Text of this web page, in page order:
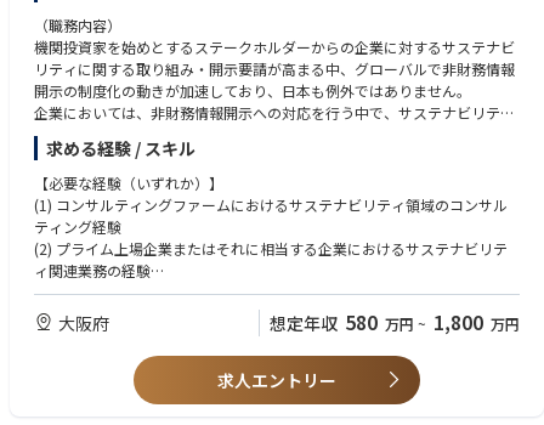
（職務内容）
機関投資家を始めとするステークホルダーからの企業に対するサステナビ
リティに関する取り組み・開示要請が高まる中、グローバルで非財務情報
開示の制度化の動きが加速しており、日本も例外ではありません。
企業においては、非財務情報開示への対応を行う中で、サステナビリティ
に関する情報収集等の業務プロセスやシステム対応などが必要となってき
ており、コンサルティングへの期待値も高まっています。
関西リスクアドバイザリーでは、ALL Deloitteのネットワークやノウハウを
活用し、様々な専門家と連携しながら、関西エリアのグローバル企業を中
心にサステナビリティ領域のアドバイザリーサービスを提供しています。
サステナビリティ情報開示に関する法規制への対応はもとより、サステナ
システム構築など、企業のコーポレート機能としての取り組みを支援する
ことにより、企業のサステナビリティ経営の高度化に貢献していきます。
【プロジェクト例】
◆サステナビリティ情報開示対応アドバイザリー
求める経験 / スキル
【必要な経験（いずれか）】
(1) コンサルティングファームにおけるサステナビリティ領域のコンサル
ティング経験
(2) プライム上場企業またはそれに相当する企業におけるサステナビリテ
ィ関連業務の経験
【望まれる経験】
・上記のプロジェクト例に関連する業務経験または同等の専門知識をお持
大阪府 想定年収 580 万円 ~ 1,800 万円
求人エントリー